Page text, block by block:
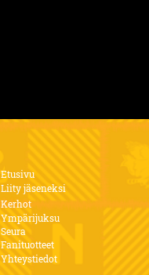
Etusivu
Liity jäseneksi
Kerhot
Ympärijuksu
Seura
Fanituotteet
Yhteystiedot